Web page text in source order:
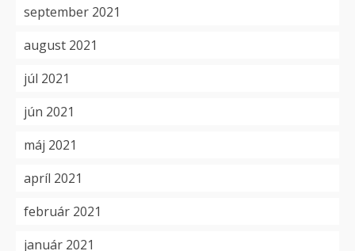
september 2021
august 2021
júl 2021
jún 2021
máj 2021
apríl 2021
február 2021
január 2021